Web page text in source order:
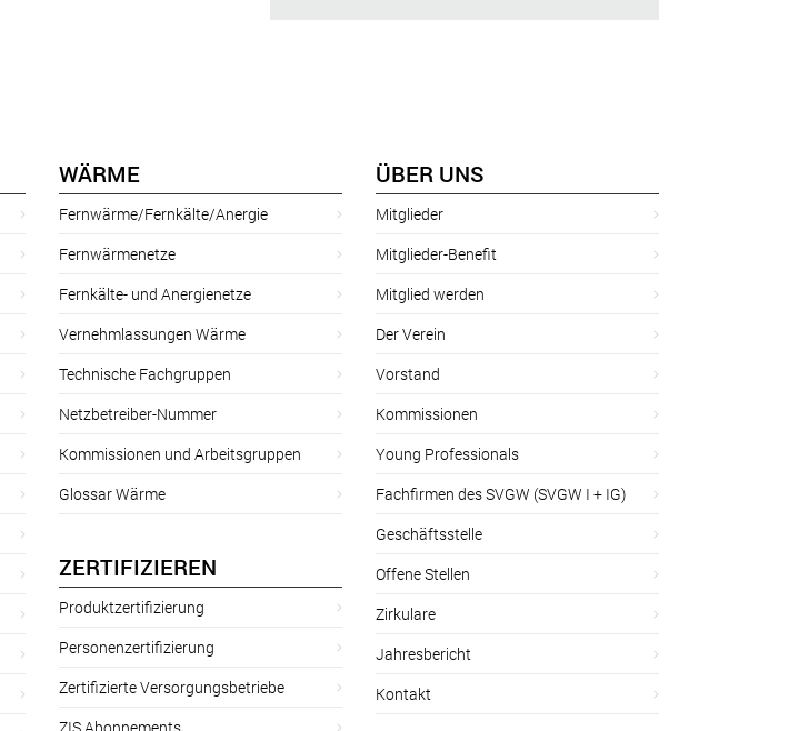
WÄRME
Fernwärme/Fernkälte/Anergie
Fernwärmenetze
Fernkälte- und Anergienetze
Vernehmlassungen Wärme
Technische Fachgruppen
Netzbetreiber-Nummer
Kommissionen und Arbeitsgruppen
Glossar Wärme
ZERTIFIZIEREN
Produktzertifizierung
Personenzertifizierung
Zertifizierte Versorgungsbetriebe
ÜBER UNS
Mitglieder
Mitglieder-Benefit
Mitglied werden
Der Verein
Vorstand
Kommissionen
Young Professionals
Fachfirmen des SVGW (SVGW I + IG)
Geschäftsstelle
Offene Stellen
Zirkulare
Jahresbericht
Kontakt